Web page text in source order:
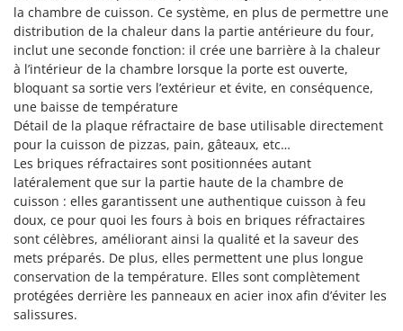
Pramac
Prismafood
R
R.G.V.
Rato
Reber
Redback
Resto Italia
Ribimex
Ripartrak
Ritter
River Systems
la chambre de cuisson. Ce système, en plus de permettre une
distribution de la chaleur dans la partie antérieure du four,
inclut une seconde fonction: il crée une barrière à la chaleur
à l’intérieur de la chambre lorsque la porte est ouverte,
bloquant sa sortie vers l’extérieur et évite, en conséquence,
une baisse de température
Détail de la plaque réfractaire de base utilisable directement
pour la cuisson de pizzas, pain, gâteaux, etc…
Les briques réfractaires sont positionnées autant
latéralement que sur la partie haute de la chambre de
cuisson : elles garantissent une authentique cuisson à feu
doux, ce pour quoi les fours à bois en briques réfractaires
sont célèbres, améliorant ainsi la qualité et la saveur des
mets préparés. De plus, elles permettent une plus longue
conservation de la température. Elles sont complètement
protégées derrière les panneaux en acier inox afin d’éviter les
salissures.